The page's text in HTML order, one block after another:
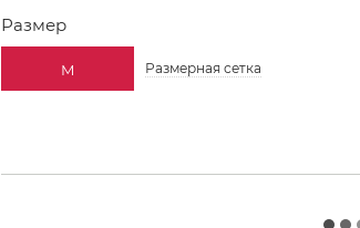
Размер
M Размерная сетка